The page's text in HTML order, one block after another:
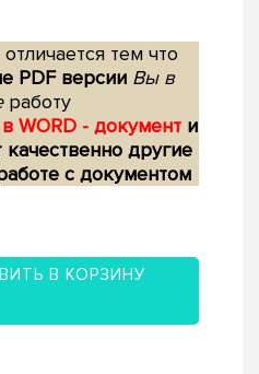
тем что
PDF версии Вы в
работу
WORD - документ и
качественно другие
с документом
В КОРЗИНУ